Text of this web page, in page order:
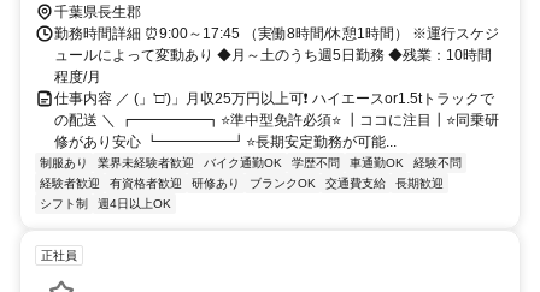
千葉県長生郡
勤務時間詳細 ⏰9:00～17:45 （実働8時間/休憩1時間） ※運行スケジ
ュールによって変動あり ◆月～土のうち週5日勤務 ◆残業：10時間
程度/月
仕事内容 ／ (」'□')」月収25万円以上可❗ ハイエースor1.5tトラックで
の配送 ＼ ┏━━━━━┓⭐準中型免許必須⭐ ┃ココに注目┃⭐同乗研
修があり安心 ┗━━━━━┛⭐長期安定勤務が可能...
制服あり 業界未経験者歓迎 バイク通勤OK 学歴不問 車通勤OK
経験不問
経験者歓迎
有資格者歓迎 研修あり ブランクOK 交通費支給
長期歓迎
シフト制
週4日以上OK
正社員